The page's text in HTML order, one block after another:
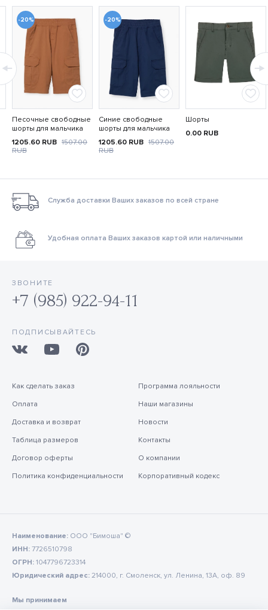
-20%
Песочные свободные
шорты для мальчика
1205.60 RUB 1507.00
RUB
-20%
Синие свободные
шорты для мальчика
1205.60 RUB 1507.00
RUB
Шорты
0.00 RUB
Служба доставки Ваших заказов по всей стране
Удобная оплата Ваших заказов картой или наличными
ЗВОНИТЕ
+7 (985) 922-94-11
ПОДПИСЫВАЙТЕСЬ
Как сделать заказ
Оплата
Доставка и возврат
Таблица размеров
Договор оферты
Политика конфиденциальности
Программа лояльности
Наши магазины
Новости
Контакты
О компании
Корпоративный кодекс
Наименование: ООО "Бимоша" ©
ИНН: 7726510798
ОГРН: 1047796723314
Юридический адрес: 214000, г. Смоленск, ул. Ленина, 13А, оф. 89
Мы принимаем